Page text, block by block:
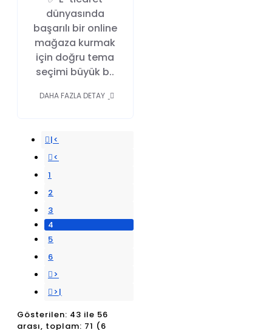
dünyasında
başarılı bir online
mağaza kurmak
için doğru tema
seçimi büyük b..
DAHA FAZLA DETAY
|<
<
1
2
3
4
5
6
>
>|
Gösterilen: 43 ile 56
arası, toplam: 71 (6